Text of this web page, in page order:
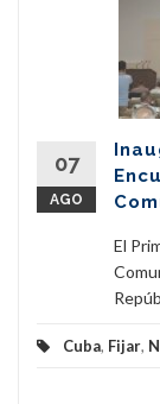
07
AGO
El
Cuba, Fijar,